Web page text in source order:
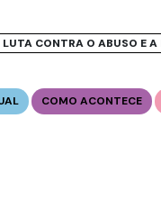
CONTRA O ABUSO E
COMO ACONTECE